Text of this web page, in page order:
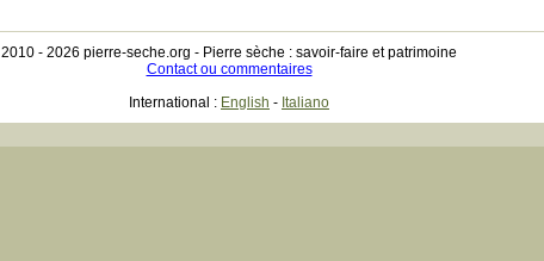
2010 - 2026 pierre-seche.org - Pierre sèche : savoir-faire et patrimoine
Contact ou commentaires
International : English - Italiano